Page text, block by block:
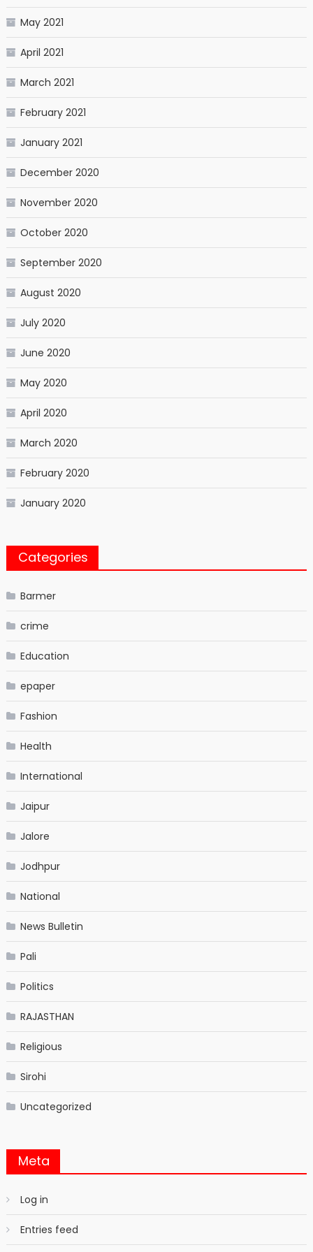
May 2021
April 2021
March 2021
February 2021
January 2021
December 2020
November 2020
October 2020
September 2020
August 2020
July 2020
June 2020
May 2020
April 2020
March 2020
February 2020
January 2020
Categories
Barmer
crime
Education
epaper
Fashion
Health
International
Jaipur
Jalore
Jodhpur
National
News Bulletin
Pali
Politics
RAJASTHAN
Religious
Sirohi
Uncategorized
Meta
Log in
Entries feed